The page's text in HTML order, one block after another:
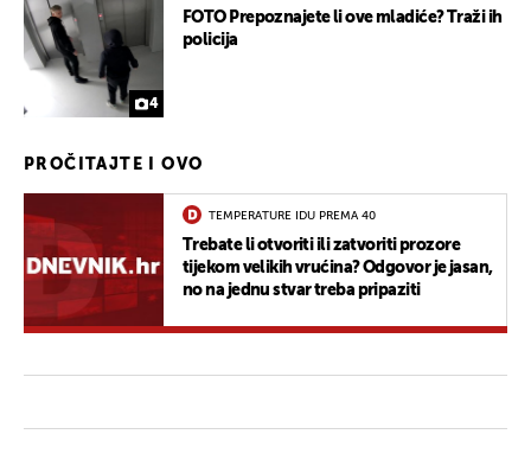
4
FOTO Prepoznajete li ove mladiće? Traži ih
policija
PROČITAJTE I OVO
TEMPERATURE IDU PREMA 40
Trebate li otvoriti ili zatvoriti prozore
tijekom velikih vrućina? Odgovor je jasan,
no na jednu stvar treba pripaziti